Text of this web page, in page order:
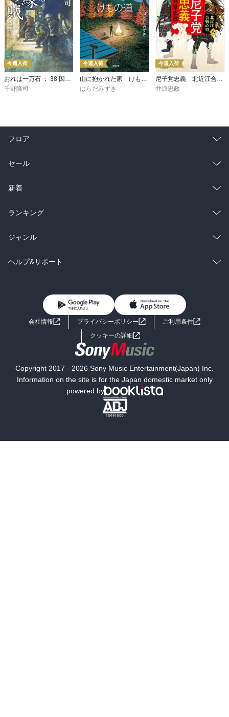
今週入荷
千野隆司
今週入荷
はらだみずき
今週入荷
井原忠政
フロア
総合
ラノベ
雑誌・グラビア
BL・TL
セール
総合
ラノベ
雑誌・グラビア
BL・TL
新着
総合
ラノベ
雑誌・グラビア
ランキング
総合
ラノベ
ジャンル
コミック
ライトノベル 男子向けラノベ
小説
海外小説
ミステリー SF
文学
ヘルプ&サポート
よくあるご質問 お問い合わせ
会社情報 プライバシーポリシー
ご利用条件
クッキーの詳細
Copyright 2017 - 2026 Sony Music Entertainment(Japan) Inc.
Information on the site is for the Japan domestic market only
powered by